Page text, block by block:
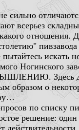
сильно
всерьез
отношения.
искать
Ногинского
Здесь
образом о
по списку
решение: один
действительности.